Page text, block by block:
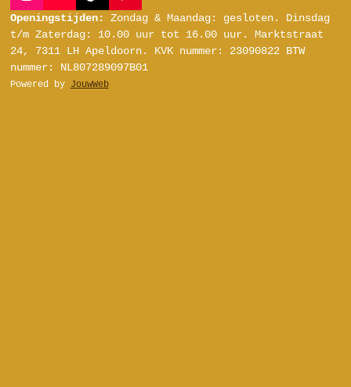
n
s
a
g
r
o
u
T
b
e
i
o
k
i
n
r
Openingstijden: Zondag & Maandag: gesloten.
Dinsdag
t/m Zaterdag: 10.00 uur tot 16.00 uur. Marktstraat
24, 7311 LH Apeldoorn.
KVK nummer: 23090822 BTW
nummer: NL807289097B01
Powered by JouwWeb